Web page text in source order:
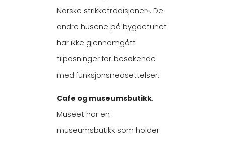
Norske strikketradisjoner». De
andre husene på bygdetunet
har ikke gjennomgått
tilpasninger for besøkende
med funksjonsnedsettelser.
Cafe og museumsbutikk:
Museet har en
museumsbutikk som holder